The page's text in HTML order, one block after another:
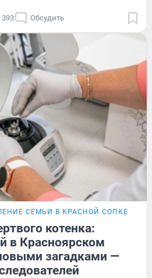
393 Обсудить
СЕМЬИ В КРАСНОЙ СОПКЕ
котенка:
в Красноярском
загадками —